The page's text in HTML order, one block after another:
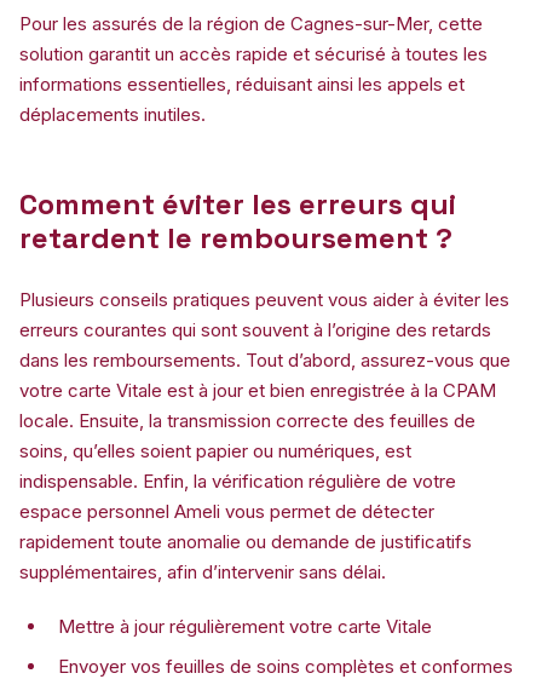
Pour les assurés de la région de Cagnes-sur-Mer, cette
solution garantit un accès rapide et sécurisé à toutes les
informations essentielles, réduisant ainsi les appels et
déplacements inutiles.
Comment éviter les erreurs qui
retardent le remboursement ?
Plusieurs conseils pratiques peuvent vous aider à éviter les
erreurs courantes qui sont souvent à l’origine des retards
dans les remboursements. Tout d’abord, assurez-vous que
votre carte Vitale est à jour et bien enregistrée à la CPAM
locale. Ensuite, la transmission correcte des feuilles de
soins, qu’elles soient papier ou numériques, est
indispensable. Enfin, la vérification régulière de votre
espace personnel Ameli vous permet de détecter
rapidement toute anomalie ou demande de justificatifs
supplémentaires, afin d’intervenir sans délai.
Mettre à jour régulièrement votre carte Vitale
Envoyer vos feuilles de soins complètes et conformes